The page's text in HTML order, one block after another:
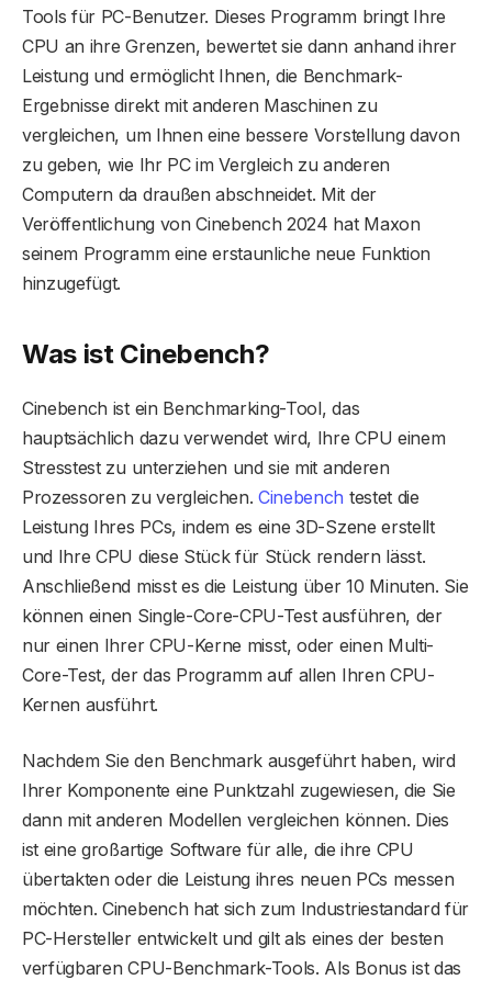
Tools für PC-Benutzer. Dieses Programm bringt Ihre
CPU an ihre Grenzen, bewertet sie dann anhand ihrer
Leistung und ermöglicht Ihnen, die Benchmark-
Ergebnisse direkt mit anderen Maschinen zu
vergleichen, um Ihnen eine bessere Vorstellung davon
zu geben, wie Ihr PC im Vergleich zu anderen
Computern da draußen abschneidet. Mit der
Veröffentlichung von Cinebench 2024 hat Maxon
seinem Programm eine erstaunliche neue Funktion
hinzugefügt.
Was ist Cinebench?
Cinebench ist ein Benchmarking-Tool, das
hauptsächlich dazu verwendet wird, Ihre CPU einem
Stresstest zu unterziehen und sie mit anderen
Prozessoren zu vergleichen.Cinebench testet die
Leistung Ihres PCs, indem es eine 3D-Szene erstellt
und Ihre CPU diese Stück für Stück rendern lässt.
Anschließend misst es die Leistung über 10 Minuten. Sie
können einen Single-Core-CPU-Test ausführen, der
nur einen Ihrer CPU-Kerne misst, oder einen Multi-
Core-Test, der das Programm auf allen Ihren CPU-
Kernen ausführt.
Nachdem Sie den Benchmark ausgeführt haben, wird
Ihrer Komponente eine Punktzahl zugewiesen, die Sie
dann mit anderen Modellen vergleichen können. Dies
ist eine großartige Software für alle, die ihre CPU
übertakten oder die Leistung ihres neuen PCs messen
möchten. Cinebench hat sich zum Industriestandard für
PC-Hersteller entwickelt und gilt als eines der besten
verfügbaren CPU-Benchmark-Tools. Als Bonus ist das